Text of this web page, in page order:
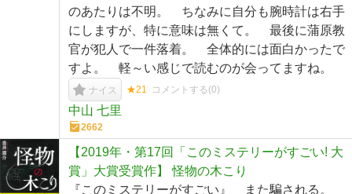
のあたりは不明。 ちなみに自分も腕時計は右手
にしますが、特に意味は無くて。 最後に蒲原教
官が犯人で一件落着。 全体的には面白かったで
すよ。 軽～い感じで読むのが会ってますね。
ナイス ★21 コメントする(0)
中山 七里
2662
【2019年・第17回「このミステリーがすごい! 大
賞」大賞受賞作】 怪物の木こり
『このミステリーがすごい』 また騙される。